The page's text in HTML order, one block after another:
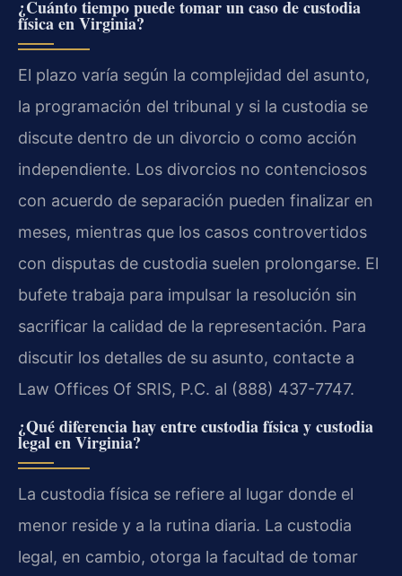
¿Cuánto tiempo puede tomar un caso de custodia
física en Virginia?
El plazo varía según la complejidad del asunto,
la programación del tribunal y si la custodia se
discute dentro de un divorcio o como acción
independiente. Los divorcios no contenciosos
con acuerdo de separación pueden finalizar en
meses, mientras que los casos controvertidos
con disputas de custodia suelen prolongarse. El
bufete trabaja para impulsar la resolución sin
sacrificar la calidad de la representación. Para
discutir los detalles de su asunto, contacte a
Law Offices Of SRIS, P.C. al (888) 437-7747.
¿Qué diferencia hay entre custodia física y custodia
legal en Virginia?
La custodia física se refiere al lugar donde el
menor reside y a la rutina diaria. La custodia
legal, en cambio, otorga la facultad de tomar